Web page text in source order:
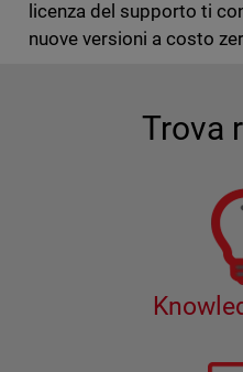
licenza del supporto ti
nuove versioni a costo
Trova